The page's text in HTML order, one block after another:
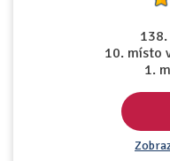
10. místo
1.